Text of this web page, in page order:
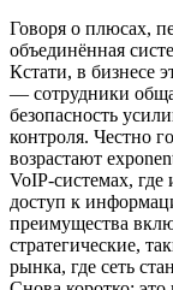
Говоря о плюсах,
объединённая
Кстати, в бизнесе
— сотрудники
безопасность
контроля. Честно
возрастают
VoIP-системах,
доступ к
преимущества
стратегические,
рынка, где сеть